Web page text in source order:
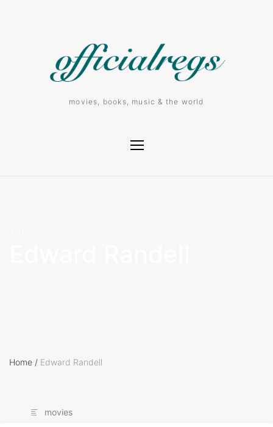
movies, books, music & the world
Home / Edward Randell
movies